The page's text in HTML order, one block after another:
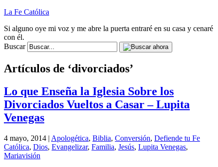
La Fe Católica
Si alguno oye mi voz y me abre la puerta entraré en su casa y cenaré
con él.
Buscar
Artículos de ‘divorciados’
Lo que Enseña la Iglesia Sobre los
Divorciados Vueltos a Casar – Lupita
Venegas
4 mayo, 2014 | Apologética, Biblia, Conversión, Defiende tu Fe
Católica, Dios, Evangelizar, Familia, Jesús, Lupita Venegas,
Mariavisión